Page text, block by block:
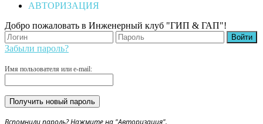
АВТОРИЗАЦИЯ
Добро пожаловать в Инженерный клуб "ГИП & ГАП"!
Забыли пароль?
Имя пользователя или e-mail:
Вспомнили пароль? Нажмите на "Авторизация".